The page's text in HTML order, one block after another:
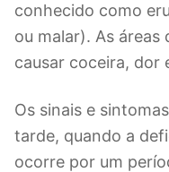
conhecido como
ou malar). As áreas
causar coceira, dor
Os sinais e
tarde, quando a
ocorre por um